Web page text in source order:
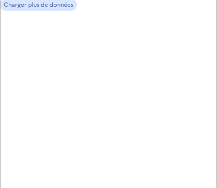
Charger plus de données